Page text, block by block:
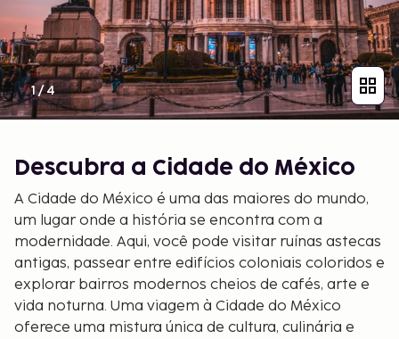
1/4
Descubra a Cidade do México
A Cidade do México é uma das maiores do mundo,
um lugar onde a história se encontra com a
modernidade. Aqui, você pode visitar ruínas astecas
antigas, passear entre edifícios coloniais coloridos e
explorar bairros modernos cheios de cafés, arte e
vida noturna. Uma viagem à Cidade do México
oferece uma mistura única de cultura, culinária e